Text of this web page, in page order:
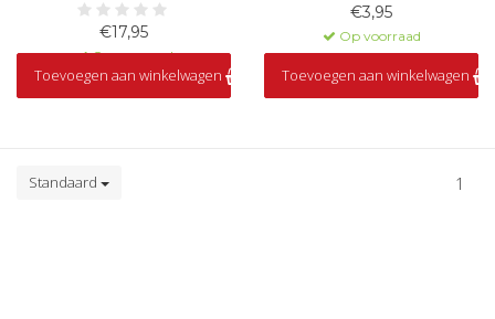
€17,95
Op voorraad
Toevoegen aan winkelwagen
€3,95
Op voorraad
Toevoegen aan winkelwagen
Standaard 1